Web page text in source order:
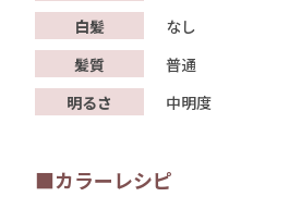
白髪
なし
髪質
普通
明るさ
中明度
■カラーレシピ